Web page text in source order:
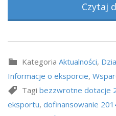
Czytaj
Kategoria Aktualności,
Informacje o eksporcie,
Tagi bezzwrotne dotacje
eksportu, dofinansowanie